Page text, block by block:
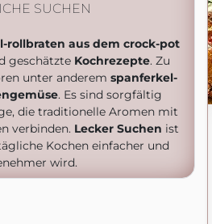
SUCHEN
rollbraten aus dem crock-pot
geschätzte Kochrezepte. Zu
unter anderem spanferkel-
. Es sind sorgfältig
die traditionelle Aromen mit
verbinden. Lecker Suchen ist
Kochen einfacher und
wird.